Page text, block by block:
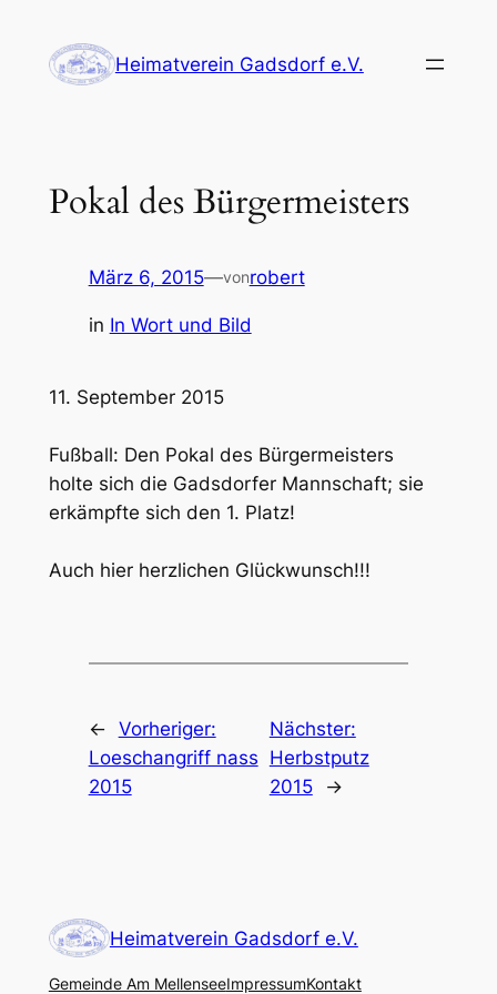
Inhalt
springen
Heimatverein Gadsdorf e.V.
Pokal des Bürgermeisters
März 6, 2015—vonrobert
in In Wort und Bild
11. September 2015
Fußball: Den Pokal des Bürgermeisters
holte sich die Gadsdorfer Mannschaft; sie
erkämpfte sich den 1. Platz!
Auch hier herzlichen Glückwunsch!!!
← Vorheriger:
Loeschangriff nass
2015
Nächster:
Herbstputz
2015
→
Heimatverein Gadsdorf e.V.
Gemeinde Am MellenseeImpressumKontakt